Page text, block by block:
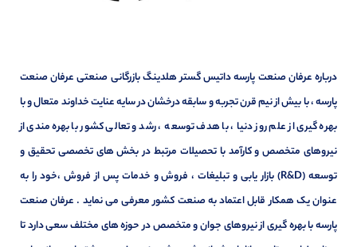
درباره عرفان صنعت پارسه داتیس گستر هلدینگ بازرگانی صنعتی عرفان صنعت
پارسه ، با بیش از نیم قرن تجربه و سابقه درخشان در سایه عنایت خداوند متعال و با
بهره گیری از علم روز دنیا ، با هدف توسعه ، رشد و تعالی کشور با بهره مندی از
نیروهای متخصص و کارآمد با تحصیلات مرتبط در بخش های تخصصی تحقیق و
توسعه (R&D) بازار یابی و تبلیغات ، فروش و خدمات پس از فروش ،خود را به
عنوان یک همکار قابل اعتماد به صنعت کشور معرفی می نماید . عرفان صنعت
پارسه با بهره گیری از نیروهای جوان و متخصص در حوزه های مختلف سعی دارد تا